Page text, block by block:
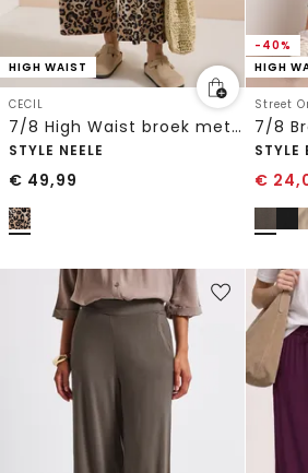
HIGH WAIST
CECIL
7/8 High Waist broek met Wide Leg en leoprint
STYLE NEELE
€ 49,99
-40%
HIGH
Street
STYLE
€